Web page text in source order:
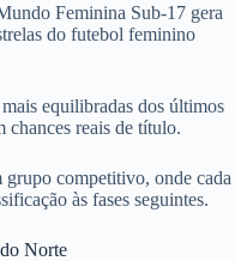
Feminina Sub-17 gera
do futebol feminino
equilibradas dos últimos
chances reais de título.
competitivo, onde cada
às fases seguintes.
Norte